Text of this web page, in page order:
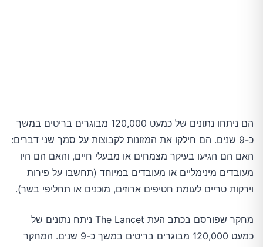
הם ניתחו נתונים של כמעט 120,000 מבוגרים בריטים במשך
כ-9 שנים. הם חילקו את המזונות לקבוצות על סמך שני דברים:
האם הם הגיעו בעיקר מצמחים או מבעלי חיים, והאם הם היו
מעובדים מינימליים או מעובדים במיוחד (תחשבו על פירות
וירקות טריים לעומת חטיפים ארוזים, מוכנים או תחליפי בשר).
מחקר שפורסם בכתב העת The Lancet ניתח נתונים של
כמעט 120,000 מבוגרים בריטים במשך כ-9 שנים. המחקר